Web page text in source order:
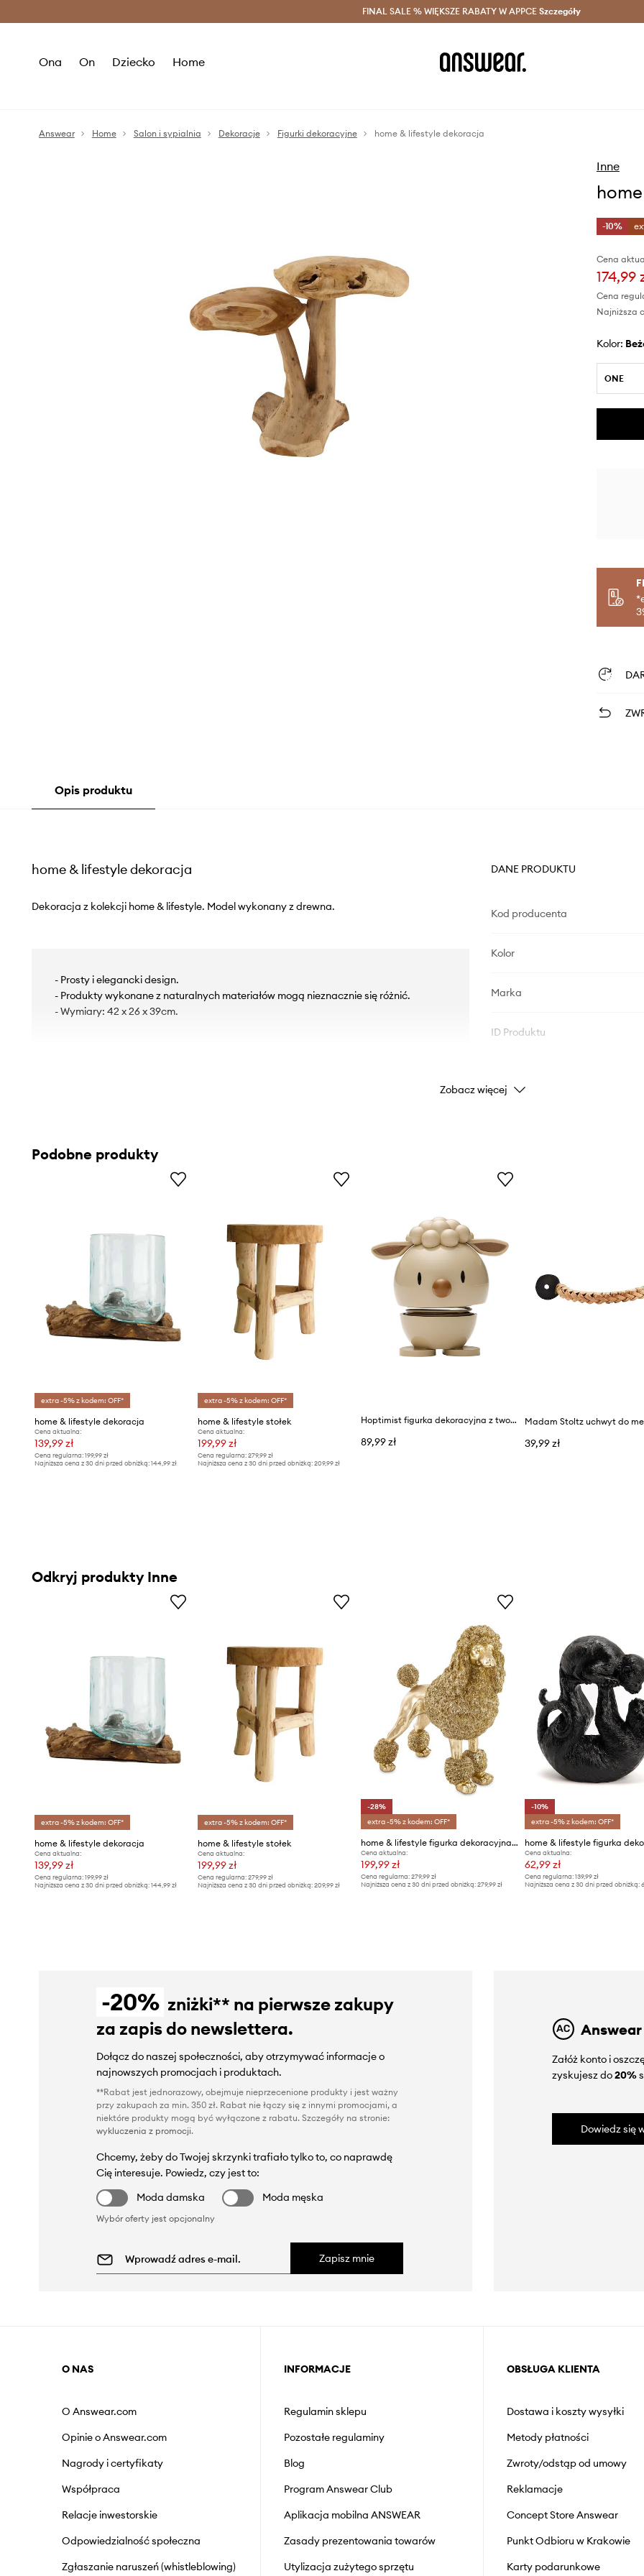
Oszczędzaj z Answear Club > Dostawa nawet w 24h >
FINAL SALE % WIĘKSZE RABATY W APPCE Szczegóły
Ona On Dziecko Home
Answear Home Salon i sypialnia Dekoracje Figurki dekoracyjne home & lifestyle dekoracja
Inne
-10%
Cena
174,99
Cena
Najniższa
Kolor:
ONE
Opis produktu
home & lifestyle dekoracja
Dekoracja z kolekcji home & lifestyle. Model wykonany z drewna.
- Prosty i elegancki design.
- Produkty wykonane z naturalnych materiałów mogą nieznacznie się różnić.
- Wymiary: 42 x 26 x 39cm.
DANE PRODUKTU
Kod producenta
Kolor
Marka
ID Produktu
Zobacz więcej
Podobne produkty
extra -5% z kodem: OFF*
home & lifestyle dekoracja
Cena aktualna:
139,99 zł
Cena regularna: 199,99 zł
Najniższa cena z 30 dni przed obniżką: 144,99 zł
extra -5% z kodem: OFF*
home & lifestyle stołek
Cena aktualna:
199,99 zł
Cena regularna:279,99 zł
Najniższa cena z 30 dni przed obniżką:209,99 zł
Hoptimist figurka dekoracyjna z tworzywa sztucznego
89,99 zł
Madam Stoltz uchwyt do
39,99 zł
Odkryj produkty Inne
extra -5% z kodem: OFF*
home & lifestyle dekoracja
Cena aktualna:
139,99 zł
Cena regularna: 199,99 zł
Najniższa cena z 30 dni przed obniżką: 144,99 zł
extra -5% z kodem: OFF*
home & lifestyle stołek
Cena aktualna:
199,99 zł
Cena regularna:279,99 zł
Najniższa cena z 30 dni przed obniżką:209,99 zł
-28%
extra -5% z kodem: OFF*
home & lifestyle figurka dekoracyjna 33 x 31 x 16 cm
Cena aktualna:
199,99 zł
Cena regularna: 279,99 zł
Najniższa cena z 30 dni przed obniżką: 279,99 zł
-10%
extra -5% z kodem: OFF*
home & lifestyle figurka
Cena aktualna:
62,99 zł
Cena regularna: 139,99 zł
Najniższa cena z 30 dni przed obniżką:
-20% zniżki** na pierwsze zakupy
za zapis do newslettera.
Dołącz do naszej społeczności, aby otrzymywać informacje o
najnowszych promocjach i produktach.
**Rabat jest jednorazowy, obejmuje nieprzecenione produkty i jest ważny
przy zakupach za min. 350 zł. Rabat nie łączy się z innymi promocjami, a
niektóre produkty mogą być wyłączone z rabatu. Szczegóły na stronie:
wykluczenia z promocji.
Chcemy, żeby do Twojej skrzynki trafiało tylko to, co naprawdę
Cię interesuje. Powiedz, czy jest to:
Moda damska
Moda męska
Wybór oferty jest opcjonalny
Zapisz mnie
Załóż konto i
zyskujesz do20%
Dowiedz się
O NAS
O Answear.com
Opinie o Answear.com
Nagrody i certyfikaty
Współpraca
Relacje inwestorskie
Odpowiedzialność społeczna
Zgłaszanie naruszeń (whistleblowing)
INFORMACJE
Regulamin sklepu
Pozostałe regulaminy
Blog
Program Answear Club
Aplikacja mobilna ANSWEAR
Zasady prezentowania towarów
Utylizacja zużytego sprzętu
OBSŁUGA KLIENTA
Dostawa i koszty wysyłki
Metody płatności
Zwroty/odstąp od umowy
Reklamacje
Concept Store Answear
Punkt Odbioru w Krakowie
Karty podarunkowe